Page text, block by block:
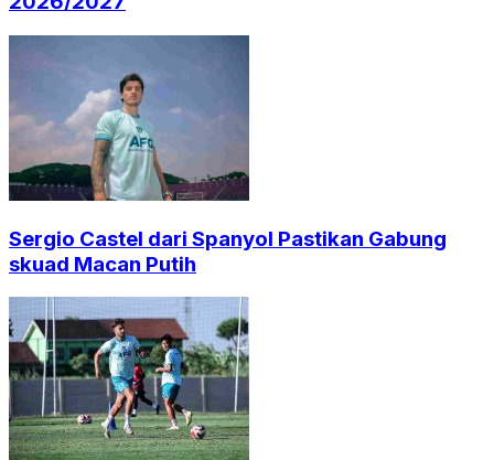
Sergio Castel dari Spanyol Pastikan Gabung
skuad Macan Putih